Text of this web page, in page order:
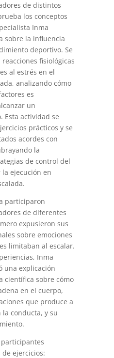
de distintos
los conceptos
Inma
sobre la influencia
deportivo. Se
fisiológicas
al estrés en el
analizando cómo
es
un
Esta actividad se
prácticos y se
acordes con
la
de control del
ejecución en
participaron
de diferentes
expusieron sus
sobre emociones
limitaban al escalar.
Inma
una explicación
científica sobre cómo
en el cuerpo,
que produce a
la conducta, y su
ejercicios: